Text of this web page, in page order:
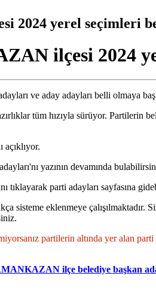
yerel seçimleri
ilçesi 2024
ve aday adayları belli olmaya
tüm hızıyla sürüyor. Partilerin
açıklıyor.
yazının devamında
tıklayarak parti adayları sayfasına
sisteme eklenmeye
partilerin altında yer alan
ilçe belediye başkan